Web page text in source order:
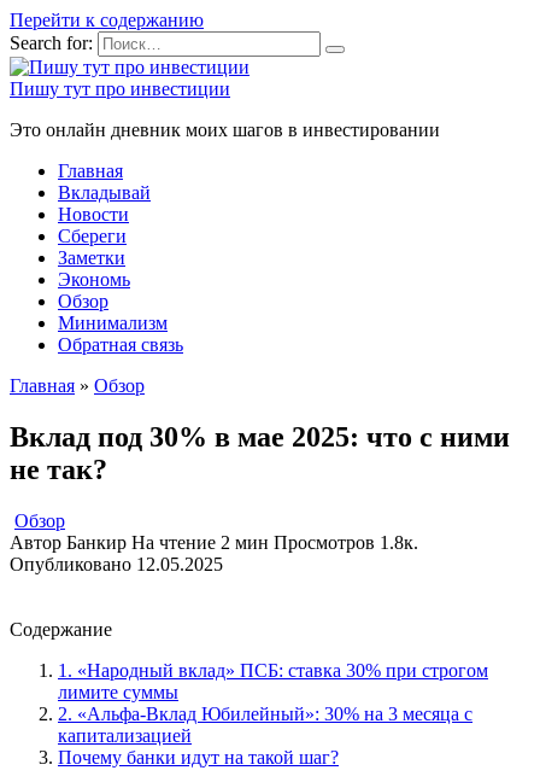
Перейти к содержанию
Search for:
Пишу тут про инвестиции
Это онлайн дневник моих шагов в инвестировании
Главная
Вкладывай
Новости
Сбереги
Заметки
Экономь
Обзор
Минимализм
Обратная связь
Главная » Обзор
Вклад под 30% в мае 2025: что с ними
не так?
Обзор
Автор Банкир На чтение 2 мин Просмотров 1.8к.
Опубликовано 12.05.2025
Содержание
1. «Народный вклад» ПСБ: ставка 30% при строгом
лимите суммы
2. «Альфа‑Вклад Юбилейный»: 30% на 3 месяца с
капитализацией
Почему банки идут на такой шаг?